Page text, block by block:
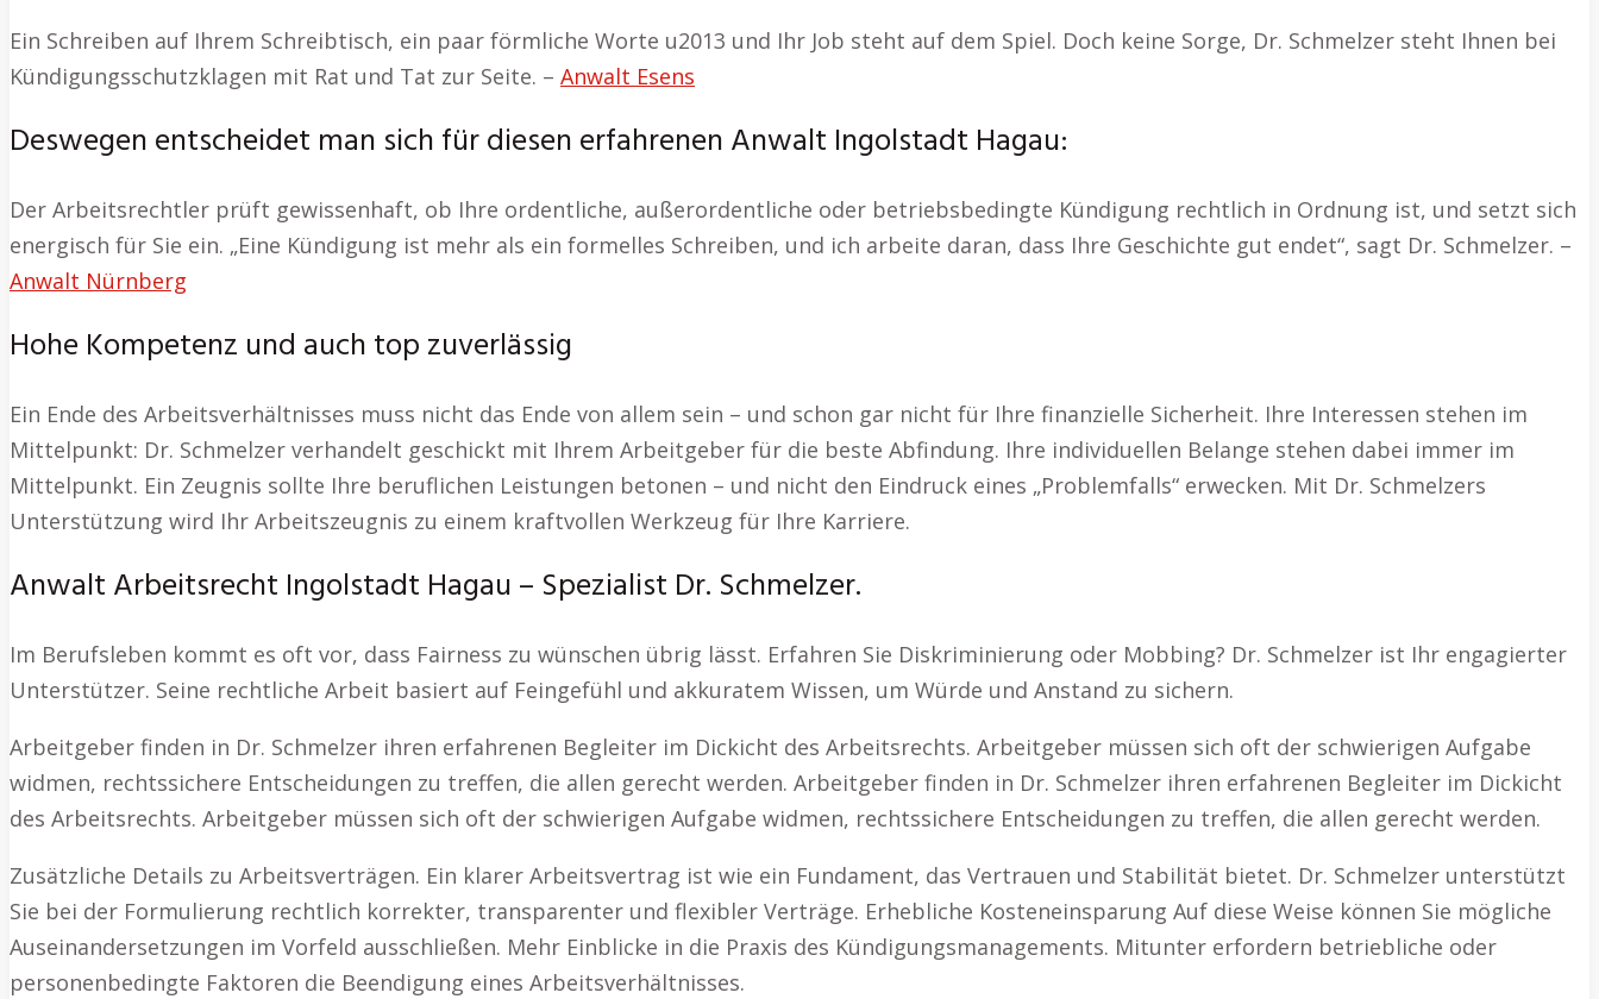
Ein Schreiben auf Ihrem Schreibtisch, ein paar förmliche Worte u2013 und Ihr Job steht auf dem Spiel. Doch keine Sorge, Dr. Schmelzer steht Ihnen bei
Kündigungsschutzklagen mit Rat und Tat zur Seite. – Anwalt Esens
Deswegen entscheidet man sich für diesen erfahrenen Anwalt Ingolstadt Hagau:
Der Arbeitsrechtler prüft gewissenhaft, ob Ihre ordentliche, außerordentliche oder betriebsbedingte Kündigung rechtlich in Ordnung ist, und setzt sich
energisch für Sie ein. „Eine Kündigung ist mehr als ein formelles Schreiben, und ich arbeite daran, dass Ihre Geschichte gut endet“, sagt Dr. Schmelzer. –
Anwalt Nürnberg
Hohe Kompetenz und auch top zuverlässig
Ein Ende des Arbeitsverhältnisses muss nicht das Ende von allem sein – und schon gar nicht für Ihre finanzielle Sicherheit. Ihre Interessen stehen im
Mittelpunkt: Dr. Schmelzer verhandelt geschickt mit Ihrem Arbeitgeber für die beste Abfindung. Ihre individuellen Belange stehen dabei immer im
Mittelpunkt. Ein Zeugnis sollte Ihre beruflichen Leistungen betonen – und nicht den Eindruck eines „Problemfalls“ erwecken. Mit Dr. Schmelzers
Unterstützung wird Ihr Arbeitszeugnis zu einem kraftvollen Werkzeug für Ihre Karriere.
Anwalt Arbeitsrecht Ingolstadt Hagau – Spezialist Dr. Schmelzer.
Im Berufsleben kommt es oft vor, dass Fairness zu wünschen übrig lässt. Erfahren Sie Diskriminierung oder Mobbing? Dr. Schmelzer ist Ihr engagierter
Unterstützer. Seine rechtliche Arbeit basiert auf Feingefühl und akkuratem Wissen, um Würde und Anstand zu sichern.
Arbeitgeber finden in Dr. Schmelzer ihren erfahrenen Begleiter im Dickicht des Arbeitsrechts. Arbeitgeber müssen sich oft der schwierigen Aufgabe
widmen, rechtssichere Entscheidungen zu treffen, die allen gerecht werden. Arbeitgeber finden in Dr. Schmelzer ihren erfahrenen Begleiter im Dickicht
des Arbeitsrechts. Arbeitgeber müssen sich oft der schwierigen Aufgabe widmen, rechtssichere Entscheidungen zu treffen, die allen gerecht werden.
Zusätzliche Details zu Arbeitsverträgen. Ein klarer Arbeitsvertrag ist wie ein Fundament, das Vertrauen und Stabilität bietet. Dr. Schmelzer unterstützt
Sie bei der Formulierung rechtlich korrekter, transparenter und flexibler Verträge. Erhebliche Kosteneinsparung Auf diese Weise können Sie mögliche
Auseinandersetzungen im Vorfeld ausschließen. Mehr Einblicke in die Praxis des Kündigungsmanagements. Mitunter erfordern betriebliche oder
personenbedingte Faktoren die Beendigung eines Arbeitsverhältnisses.